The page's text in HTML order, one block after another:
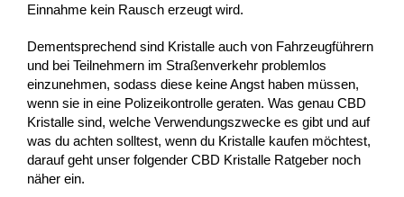
Einnahme kein Rausch erzeugt wird.
Dementsprechend sind Kristalle auch von Fahrzeugführern
und bei Teilnehmern im Straßenverkehr problemlos
einzunehmen, sodass diese keine Angst haben müssen,
wenn sie in eine Polizeikontrolle geraten. Was genau CBD
Kristalle sind, welche Verwendungszwecke es gibt und auf
was du achten solltest, wenn du Kristalle kaufen möchtest,
darauf geht unser folgender CBD Kristalle Ratgeber noch
näher ein.